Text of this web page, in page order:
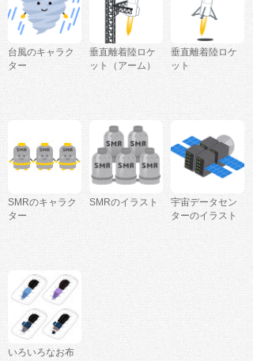
台風のキャラク
ター
垂直離着陸ロケ
ット（アーム）
垂直離着陸ロケ
ット
SMRのキャラク
ター
SMRのイラスト
宇宙データセン
ターのイラスト
いろいろなお布